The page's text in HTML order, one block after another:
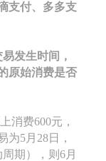
支付、多多支
易发生 时间，
原始消费是否
消费600元，
为5月28日，
期），则6月